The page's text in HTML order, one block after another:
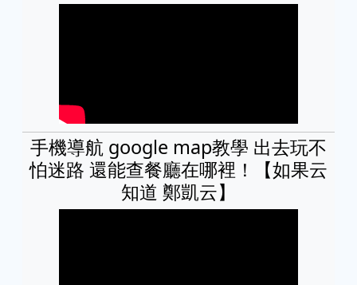
手機導航 google map教學 出去玩不
怕迷路 還能查餐廳在哪裡！【如果云
知道 鄭凱云】